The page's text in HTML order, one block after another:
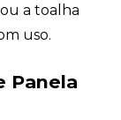
a toalha
uso.
Panela